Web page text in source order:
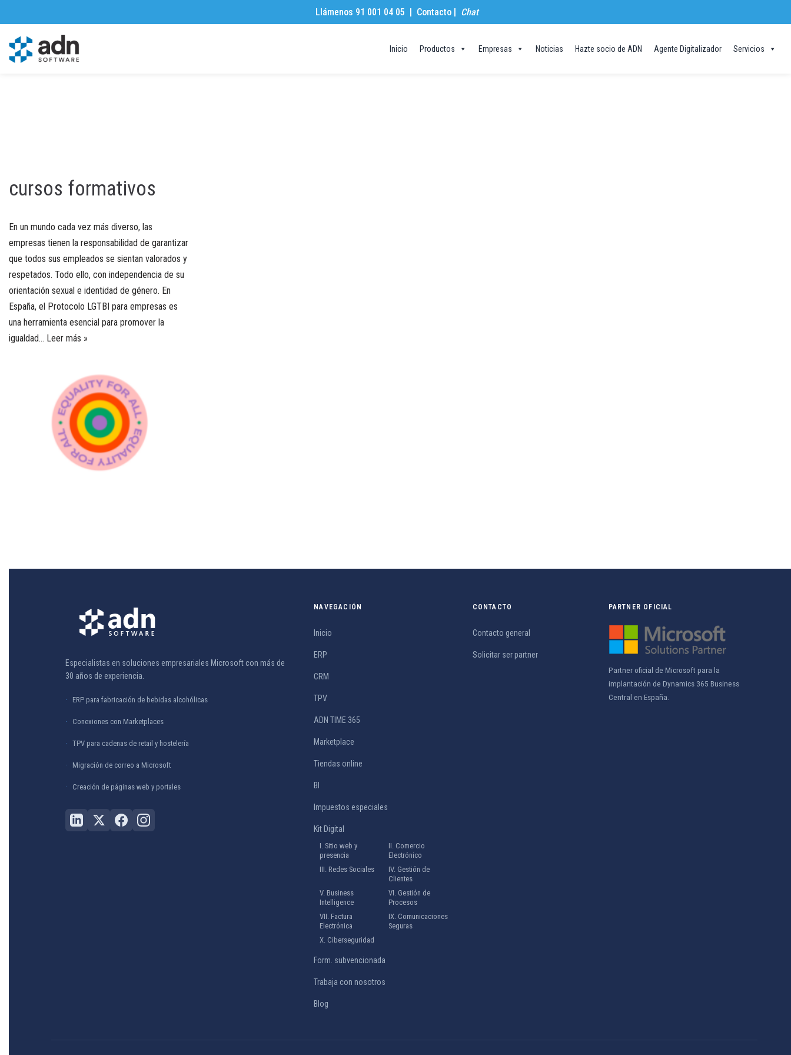
al
contenido
Llámenos 91 001 04 05 | Contacto| Chat
Inicio Productos Empresas Noticias Hazte socio de ADN Agente Digitalizador Servicios
cursos formativos
En un mundo cada vez más diverso, las
empresas tienen la responsabilidad de garantizar
que todos sus empleados se sientan valorados y
respetados. Todo ello, con independencia de su
orientación sexual e identidad de género. En
España, el Protocolo LGTBI para empresas es
una herramienta esencial para promover la
igualdad… Leer más »
Especialistas en soluciones empresariales Microsoft con más de
30 años de experiencia.
ERP para fabricación de bebidas alcohólicas
Conexiones con Marketplaces
TPV para cadenas de retail y hostelería
Migración de correo a Microsoft
Creación de páginas web y portales
NAVEGACIÓN
Inicio
ERP
CRM
TPV
ADN TIME 365
Marketplace
Tiendas online
BI
Impuestos especiales
Kit Digital
I. Sitio web y
presencia
II. Comercio
Electrónico
III. Redes Sociales
IV. Gestión de
Clientes
V. Business
Intelligence
VI. Gestión de
Procesos
VII. Factura
Electrónica
IX. Comunicaciones
Seguras
X. Ciberseguridad
Form. subvencionada
Trabaja con nosotros
Blog
CONTACTO
Contacto general
Solicitar ser partner
PARTNER OFICIAL
Partner oficial de Microsoft para la
implantación de Dynamics 365 Business
Central en España.